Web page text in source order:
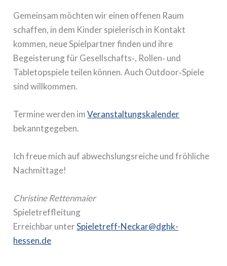
Gemeinsam möchten wir einen offenen Raum
schaffen, in dem Kinder spielerisch in Kontakt
kommen, neue Spielpartner finden und ihre
Begeisterung für Gesellschafts‑, Rollen‑ und
Tabletopspiele teilen können. Auch Outdoor‑Spiele
sind willkommen.
Termine werden imVeranstaltungskalender
bekanntgegeben.
Ich freue mich auf abwechslungsreiche und fröhliche
Nachmittage!
Christine Rettenmaier
Spieletreffleitung
Erreichbar unterSpieletreff-Neckar@dghk-
hessen.de